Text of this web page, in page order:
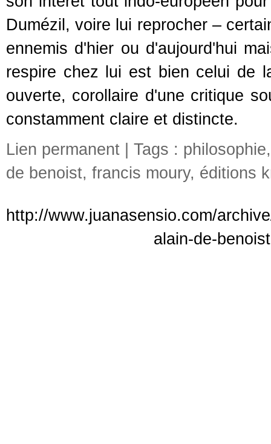
Dumézil, voire lui reprocher –
ennemis d'hier ou d'aujourd'hui
respire chez lui est bien celui de
ouverte, corollaire d'une critique
constamment claire et distincte.
Lien permanent | Tags : philosophie
de benoist, francis moury, éditions
http://www.juanasensio.com/
alain-de-